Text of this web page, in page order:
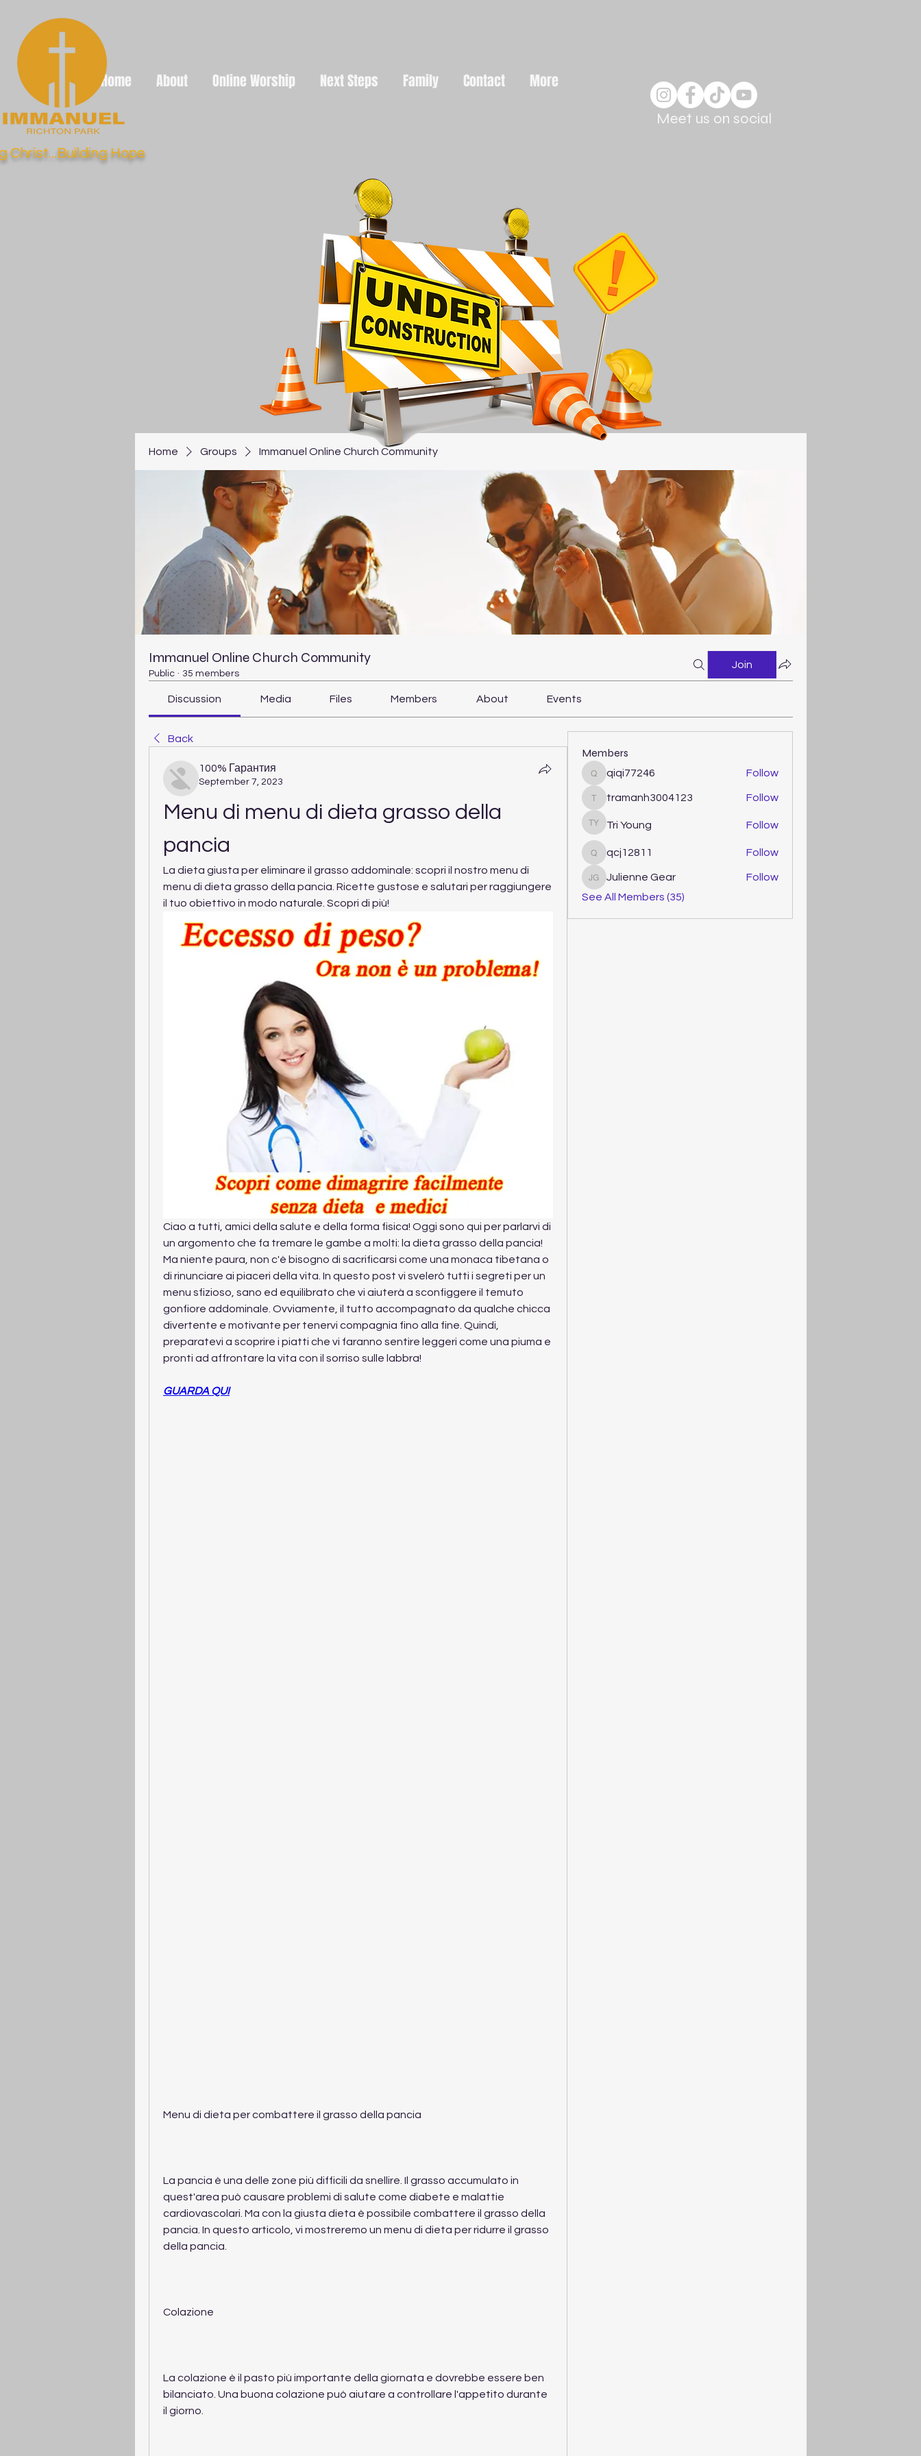
Christ...Building Hope
Home About Online Worship Next Steps Family Contact More
Meet us on social
Home Groups Immanuel Online Church Community
Immanuel Online Church Community
Public · 35 members
Join
Discussion Media Files Members About Events
Back
100% Гарантия
September 7, 2023
Menu di menu di dieta grasso della
pancia
La dieta giusta per eliminare il grasso addominale: scopri il nostro menu di
menu di dieta grasso della pancia. Ricette gustose e salutari per raggiungere
il tuo obiettivo in modo naturale. Scopri di più!
Ciao a tutti, amici della salute e della forma fisica! Oggi sono qui per parlarvi di
un argomento che fa tremare le gambe a molti: la dieta grasso della pancia!
Ma niente paura, non c'è bisogno di sacrificarsi come una monaca tibetana o
di rinunciare ai piaceri della vita. In questo post vi svelerò tutti i segreti per un
menu sfizioso, sano ed equilibrato che vi aiuterà a sconfiggere il temuto
gonfiore addominale. Ovviamente, il tutto accompagnato da qualche chicca
divertente e motivante per tenervi compagnia fino alla fine. Quindi,
preparatevi a scoprire i piatti che vi faranno sentire leggeri come una piuma e
pronti ad affrontare la vita con il sorriso sulle labbra!
GUARDA QUI
Menu di dieta per combattere il grasso della pancia
La pancia è una delle zone più difficili da snellire. Il grasso accumulato in
quest'area può causare problemi di salute come diabete e malattie
cardiovascolari. Ma con la giusta dieta è possibile combattere il grasso della
pancia. In questo articolo, vi mostreremo un menu di dieta per ridurre il grasso
della pancia.
Colazione
La colazione è il pasto più importante della giornata e dovrebbe essere ben
bilanciato. Una buona colazione può aiutare a controllare l'appetito durante
il giorno.
Members
qiqi77246
qiqi77246 Follow
tramanh3004123
tramanh3004123 Follow
Tri Young
Tri Young Follow
qcj12811
qcj12811 Follow
Julienne Gear
Julienne Gear
Follow
See All Members (35)